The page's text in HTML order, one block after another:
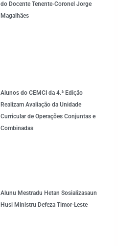
do Docente Tenente-Coronel Jorge
Magalhães
Alunos do CEMCI da 4.ª Edição
Realizam Avaliação da Unidade
Curricular de Operações Conjuntas e
Combinadas
Alunu Mestradu Hetan Sosializasaun
Husi Ministru Defeza Timor-Leste